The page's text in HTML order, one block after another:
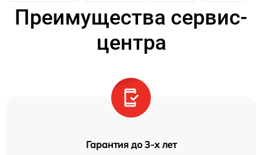
Преимущества сервис-
центра
Гарантия до 3-х лет